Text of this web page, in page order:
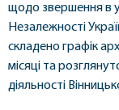
щодо звершення в
Незалежності
складено графік
місяці та
діяльності